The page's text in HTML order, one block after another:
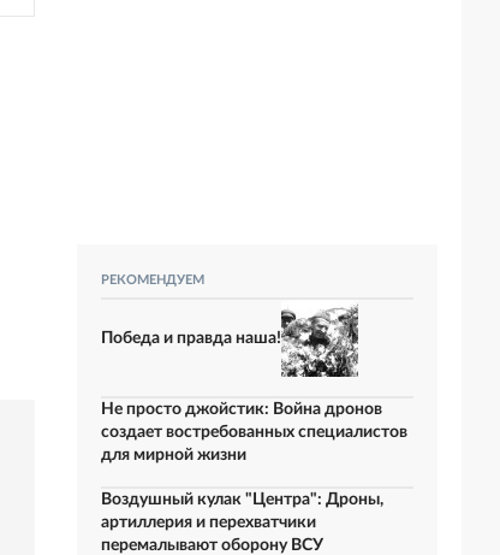
РЕКОМЕНДУЕМ
Победа и правда наша!
Не просто джойстик: Война дронов
создает востребованных специалистов
для мирной жизни
Воздушный кулак "Центра": Дроны,
артиллерия и перехватчики
перемалывают оборону ВСУ